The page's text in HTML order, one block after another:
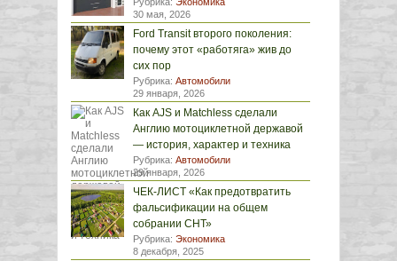
30 мая, 2026
Ford Transit второго поколения:
почему этот «работяга» жив до
сих пор
Рубрика: Автомобили
29 января, 2026
Как AJS и Matchless сделали
Англию мотоциклетной державой
— история, характер и техника
Рубрика: Автомобили
29 января, 2026
ЧЕК-ЛИСТ «Как предотвратить
фальсификации на общем
собрании СНТ»
Рубрика: Экономика
8 декабря, 2025